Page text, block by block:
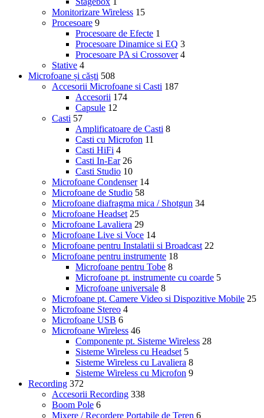
Monitorizare Wireless 15
Procesoare 9
Procesoare de Efecte 1
Procesoare Dinamice si EQ 3
Procesoare PA si Crossover 4
Stative 4
Microfoane și căști 508
Accesorii Microfoane si Casti 187
Accesorii 174
Capsule 12
Casti 57
Amplificatoare de Casti 8
Casti cu Microfon 11
Casti HiFi 4
Casti In-Ear 26
Casti Studio 10
Microfoane Condenser 14
Microfoane de Studio 58
Microfoane diafragma mica / Shotgun 34
Microfoane Headset 25
Microfoane Lavaliera 29
Microfoane Live si Voce 14
Microfoane pentru Instalatii si Broadcast 22
Microfoane pentru instrumente 18
Microfoane pentru Tobe 8
Microfoane pt. instrumente cu coarde 5
Microfoane universale 8
Microfoane pt. Camere Video si Dispozitive Mobile 25
Microfoane Stereo 4
Microfoane USB 6
Microfoane Wireless 46
Componente pt. Sisteme Wireless 28
Sisteme Wireless cu Headset 5
Sisteme Wireless cu Lavaliera 8
Sisteme Wireless cu Microfon 9
Recording 372
Accesorii Recording 338
Boom Pole 6
Mixere / Recordere Portabile de Teren 6